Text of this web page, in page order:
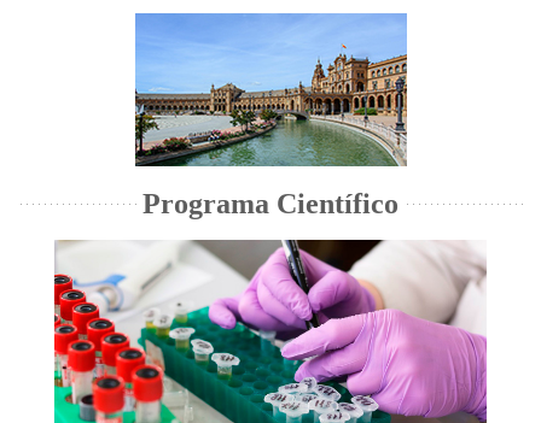
Programa Científico